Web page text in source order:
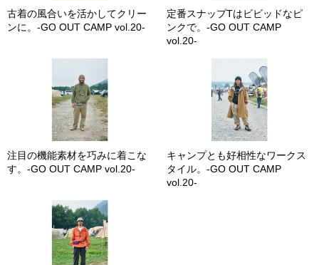
古着の風合いを活かしてクリー
ンに。-GO OUT CAMP vol.20-
定番スナップTはビビッドなピ
ンクで。-GO OUT CAMP
vol.20-
注目の機能素材を巧みに着こな
す。-GO OUT CAMP vol.20-
キャンプとも好相性なワークス
タイル。-GO OUT CAMP
vol.20-